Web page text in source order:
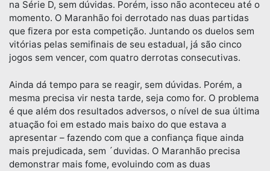
na Série D, sem dúvidas. Porém, isso não aconteceu até o
momento. O Maranhão foi derrotado nas duas partidas
que fizera por esta competição. Juntando os duelos sem
vitórias pelas semifinais de seu estadual, já são cinco
jogos sem vencer, com quatro derrotas consecutivas.
Ainda dá tempo para se reagir, sem dúvidas. Porém, a
mesma precisa vir nesta tarde, seja como for. O problema
é que além dos resultados adversos, o nível de sua última
atuação foi em estado mais baixo do que estava a
apresentar – fazendo com que a confiança fique ainda
mais prejudicada, sem ´duvidas. O Maranhão precisa
demonstrar mais fome, evoluindo com as duas